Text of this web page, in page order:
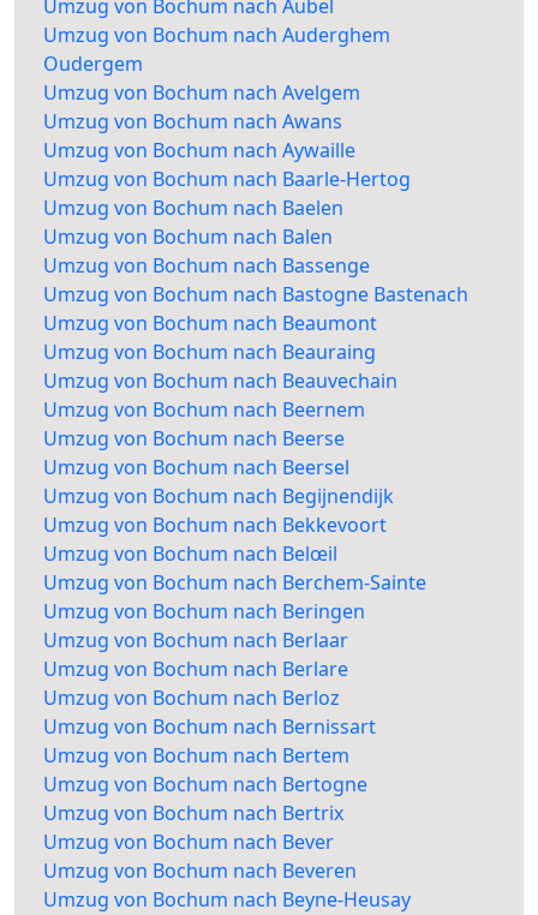
Umzug von Bochum nach Aubel
Umzug von Bochum nach Auderghem
Oudergem
Umzug von Bochum nach Avelgem
Umzug von Bochum nach Awans
Umzug von Bochum nach Aywaille
Umzug von Bochum nach Baarle-Hertog
Umzug von Bochum nach Baelen
Umzug von Bochum nach Balen
Umzug von Bochum nach Bassenge
Umzug von Bochum nach Bastogne Bastenach
Umzug von Bochum nach Beaumont
Umzug von Bochum nach Beauraing
Umzug von Bochum nach Beauvechain
Umzug von Bochum nach Beernem
Umzug von Bochum nach Beerse
Umzug von Bochum nach Beersel
Umzug von Bochum nach Begijnendijk
Umzug von Bochum nach Bekkevoort
Umzug von Bochum nach Belœil
Umzug von Bochum nach Berchem-Sainte
Umzug von Bochum nach Beringen
Umzug von Bochum nach Berlaar
Umzug von Bochum nach Berlare
Umzug von Bochum nach Berloz
Umzug von Bochum nach Bernissart
Umzug von Bochum nach Bertem
Umzug von Bochum nach Bertogne
Umzug von Bochum nach Bertrix
Umzug von Bochum nach Bever
Umzug von Bochum nach Beveren
Umzug von Bochum nach Beyne-Heusay